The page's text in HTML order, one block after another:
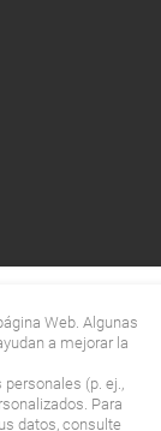
Web. Algunas
a mejorar la
(p. ej.,
Para
datos, consulte